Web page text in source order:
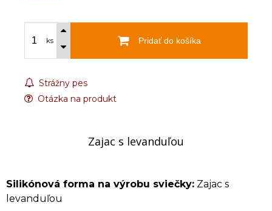
ks Pridať do košíka
Strážny pes
Otázka na produkt
Zajac s levanduľou
Silikónová forma na výrobu sviečky: Zajac s
levanduľou